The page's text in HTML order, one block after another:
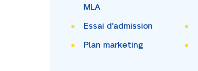
MLA
Essai d'admission
Plan marketing